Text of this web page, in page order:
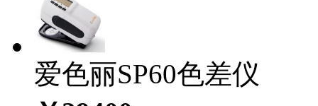
爱色丽SP60色差仪